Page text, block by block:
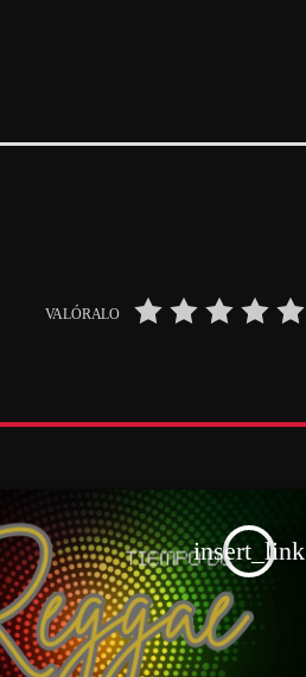
VALÓRALO
insert_link